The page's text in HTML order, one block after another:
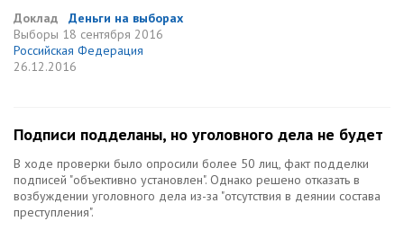
Доклад
Деньги на выборах
Выборы 18 сентября 2016
Российская Федерация
26.12.2016
Подписи подделаны, но уголовного дела не будет
В ходе проверки было опросили более 50 лиц, факт подделки
подписей "объективно установлен". Однако решено отказать в
возбуждении уголовного дела из-за "отсутствия в деянии состава
преступления".